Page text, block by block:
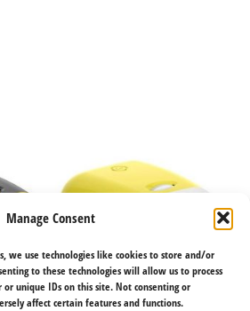
Manage Consent
we use technologies like cookies to store and/or
to these technologies will allow us to process
or unique IDs on this site. Not consenting or
affect certain features and functions.